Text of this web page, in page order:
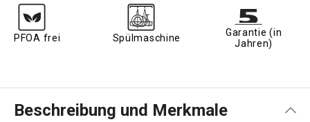
PFOA frei Spülmaschine
Garantie (in
Jahren)
Beschreibung und Merkmale